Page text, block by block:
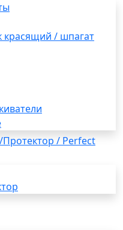
/ шпагат
Протектор / Perfect